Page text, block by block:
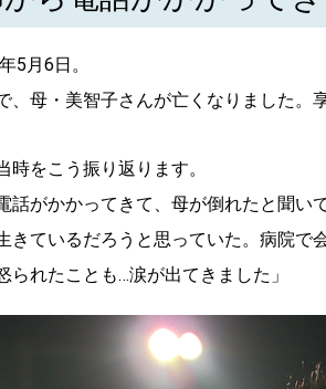
5月6日。
、母・美智子さんが亡くなりました。享
時をこう振り返ります。
話がかかってきて、母が倒れたと聞
きているだろうと思っていた。病院で
られたことも…涙が出てきました」